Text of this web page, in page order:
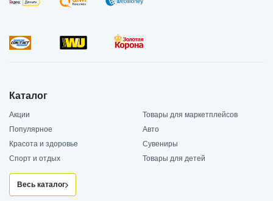
Каталог
Акции
Товары для маркетплейсов
Популярное
Авто
Красота и здоровье
Сувениры
Спорт и отдых
Товары для детей
Весь каталог